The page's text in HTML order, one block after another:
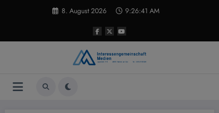
8. August 2026 9:26:42 AM